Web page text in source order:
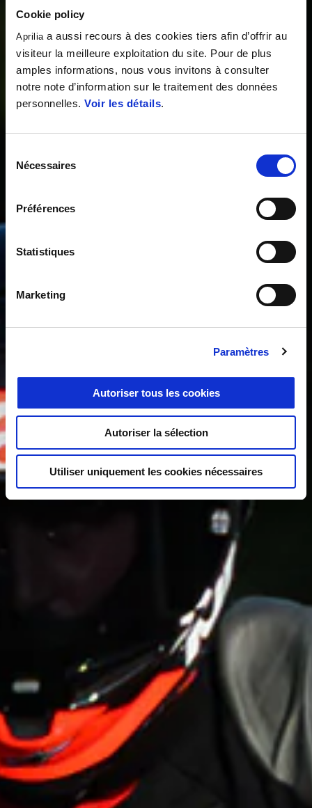
Cookie policy
Aprilia a aussi recours à des cookies tiers afin d’offrir au
visiteur la meilleure exploitation du site. Pour de plus
amples informations, nous vous invitons à consulter
notre note d’information sur le traitement des données
personnelles. Voir les détails.
Nécessaires
Préférences
Statistiques
Marketing
Paramètres
Autoriser tous les cookies
Autoriser la sélection
Utiliser uniquement les cookies nécessaires